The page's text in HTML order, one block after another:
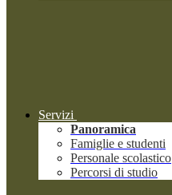
Servizi
Panoramica
Famiglie e studenti
Personale scolastico
Percorsi di studio